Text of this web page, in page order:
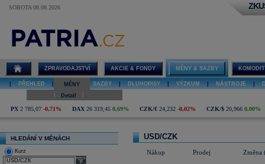
SOBOTA 08.08.2026
USD/CZK
ZPRAVODAJSTVÍ AKCIE & FONDY MĚNY & SAZBY
PŘEHLED MĚNY SAZBY DLUHOPISY VÝZKUM NÁSTROJE
MĚNY
Detail
PX 2 785,07 -0,71% DAX 26 319,45 0,69% CZK/€ 24,232 -0,02% CZK/$ 20,966 0,00%
HLEDÁNÍ V MĚNÁCH
Kurz
select
USD/CZK
Nákup Prodej Změna